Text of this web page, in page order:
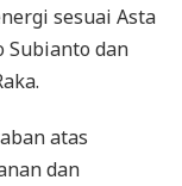
sesuai Asta
Subianto dan
atas
dan